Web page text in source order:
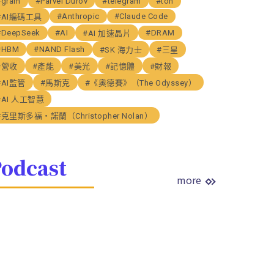
編碼工具
#Anthropic
#Claude Code
#AI #AI 加速晶片
#DRAM
#NAND Flash #SK 海力士
#三星
收
#產能 #美光 #記憶體
#財報
監管
#馬斯克
#《奧德賽》（The Odyssey）
人工智慧
里斯多福・諾蘭（Christopher Nolan）
more